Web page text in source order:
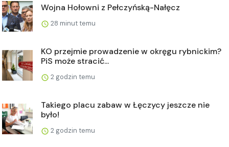
Wojna Hołowni z Pełczyńską-Nałęcz
28 minut temu
KO przejmie prowadzenie w okręgu rybnickim?
PiS może stracić...
2 godzin temu
Takiego placu zabaw w Łęczycy jeszcze nie
było!
2 godzin temu